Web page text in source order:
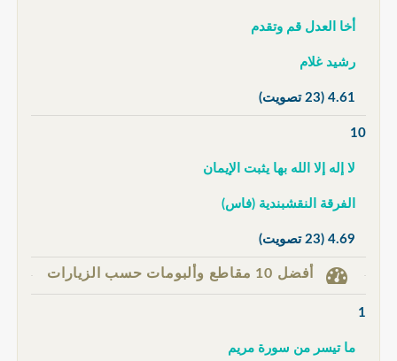
أخا العدل قم وتقدم
رشيد غلام
4.61 (23 تصويت)
10
لا إله إلا الله بها يثبت الإيمان
الفرقة النقشبندية (فاس)
4.69 (23 تصويت)
أفضل 10 مقاطع وألبومات حسب الزيارات
1
ما تيسر من سورة مريم